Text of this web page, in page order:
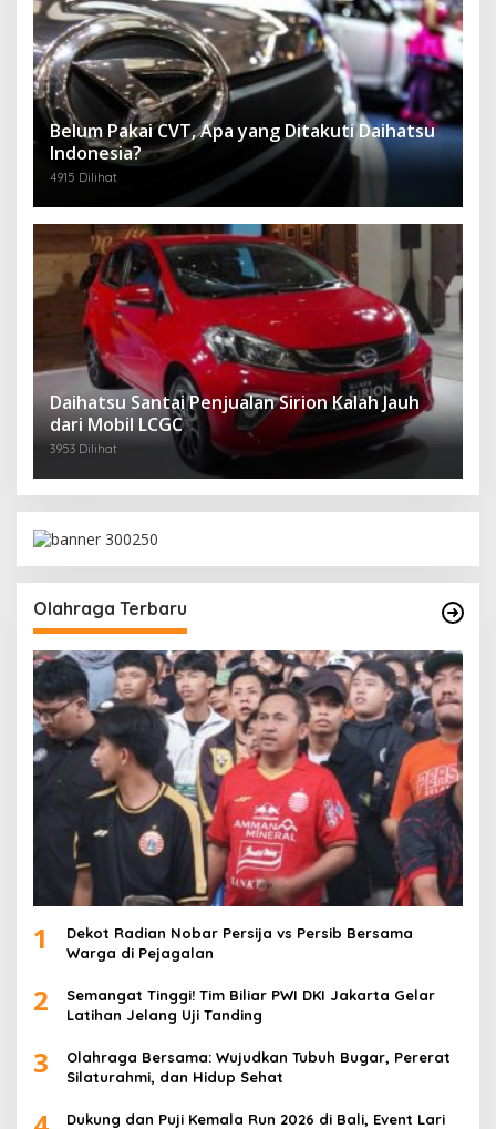
Belum Pakai CVT, Apa yang Ditakuti Daihatsu
Indonesia?
4915 Dilihat
Daihatsu Santai Penjualan Sirion Kalah Jauh
dari Mobil LCGC
3953 Dilihat
Olahraga Terbaru
1
Dekot Radian Nobar Persija vs Persib Bersama
Warga di Pejagalan
2
Semangat Tinggi! Tim Biliar PWI DKI Jakarta Gelar
Latihan Jelang Uji Tanding
3
Olahraga Bersama: Wujudkan Tubuh Bugar, Pererat
Silaturahmi, dan Hidup Sehat
Dukung dan Puji Kemala Run 2026 di Bali, Event Lari